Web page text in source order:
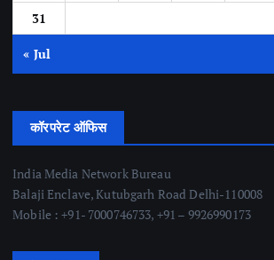
31
« Jul
कॉरपरेट ऑफिस
India Media Network Bureau
Balaji Enclave, Kutubgarh Road Delhi-110008
Mobile : +91- 7000746733, +91 – 9926990173